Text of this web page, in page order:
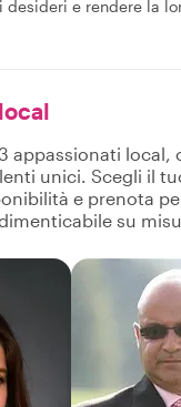
desideri e rendere la
appassionati local,
unici. Scegli il
e prenota
su